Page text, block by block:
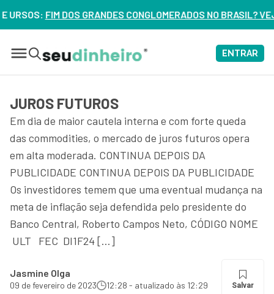
CONGLOMERADOS NO BRASIL? VEJA ERROS DE 3 DELES –
ENTRAR
JUROS FUTUROS
Em dia de maior cautela interna e com forte queda
das commodities, o mercado de juros futuros opera
em alta moderada. CONTINUA DEPOIS DA
PUBLICIDADE CONTINUA DEPOIS DA PUBLICIDADE
Os investidores temem que uma eventual mudança na
meta de inflação seja defendida pelo presidente do
Banco Central, Roberto Campos Neto, CÓDIGO NOME
ULT FEC DI1F24 […]
Jasmine Olga
09 de fevereiro de 2023 12:28 - atualizado às 12:29 Salvar